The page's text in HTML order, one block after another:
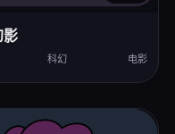
影
科幻 电影